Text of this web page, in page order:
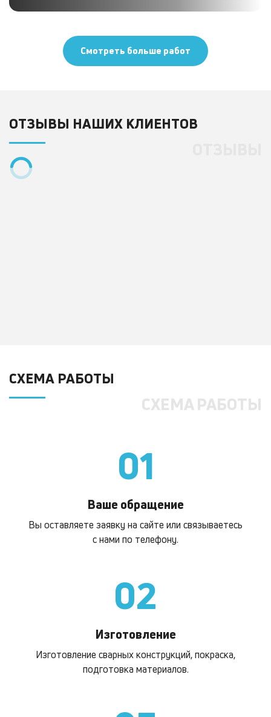
Смотреть больше работ
ОТЗЫВЫ НАШИХ КЛИЕНТОВ
СХЕМА РАБОТЫ
СХЕМА РАБОТЫ
01
Ваше обращение
Вы оставляете заявку на сайте или связываетесь
с нами по телефону.
02
Изготовление
Изготовление сварных конструкций, покраска,
подготовка материалов.